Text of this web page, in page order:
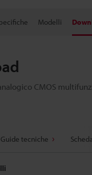
Modelli
CMOS
Guide tecniche